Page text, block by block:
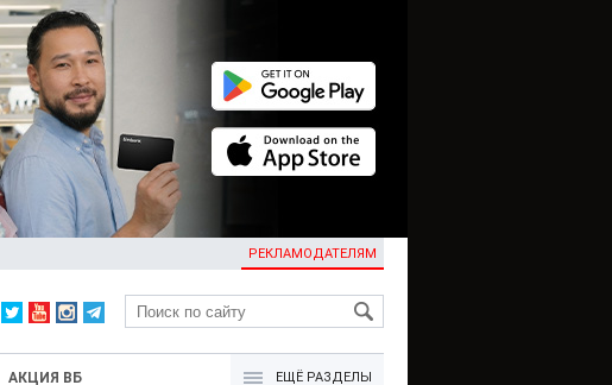
РЕКЛАМОДАТЕЛЯМ
KG
АКЦИЯ ВБ ЕЩЁ РАЗДЕЛЫ